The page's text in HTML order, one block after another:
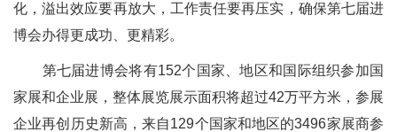
化，溢出效应要再放大，工作责任要再压实，确保第七届进
博会办得更成功、更精彩。
第七届进博会将有152个国家、地区和国际组织参加国
家展和企业展，整体展览展示面积将超过42万平方米，参展
企业再创历史新高，来自129个国家和地区的3496家展商参